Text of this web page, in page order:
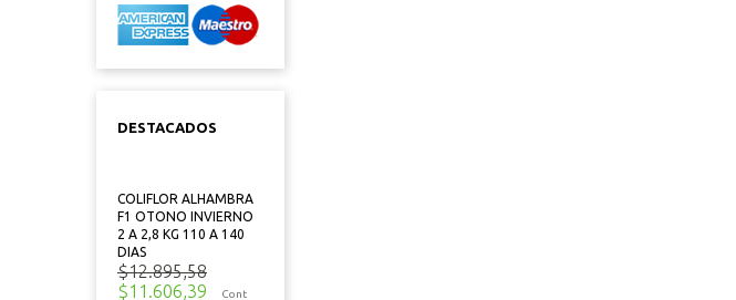
DESTACADOS
COLIFLOR ALHAMBRA
F1 OTONO INVIERNO
2 A 2,8 KG 110 A 140
DIAS
$12.895,58
$11.606,39
Cont